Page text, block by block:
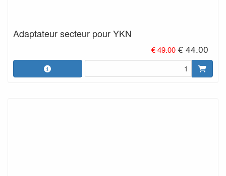
Adaptateur secteur pour YKN
€ 49.00 € 44.00